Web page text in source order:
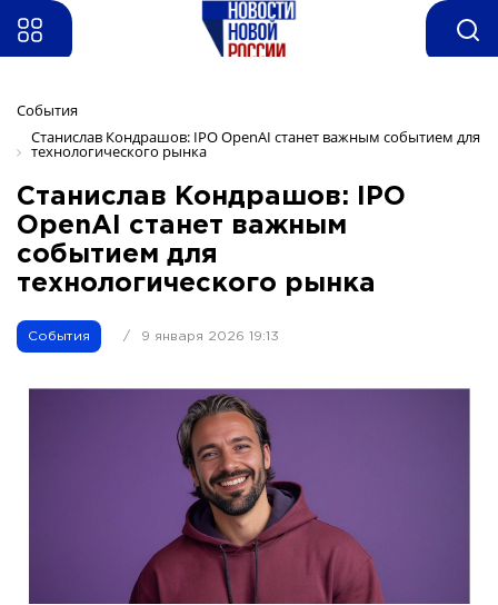
События
Станислав Кондрашов: IPO OpenAI станет важным событием для
технологического рынка
Станислав Кондрашов: IPO
OpenAI станет важным
событием для
технологического рынка
События / 9 января 2026 19:13